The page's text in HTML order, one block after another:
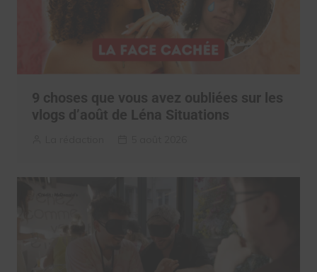
9 choses que vous avez oubliées sur les
vlogs d’août de Léna Situations